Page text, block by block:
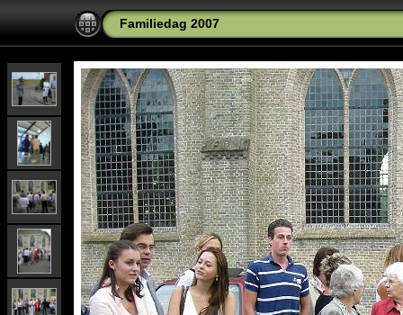
Familiedag 2007